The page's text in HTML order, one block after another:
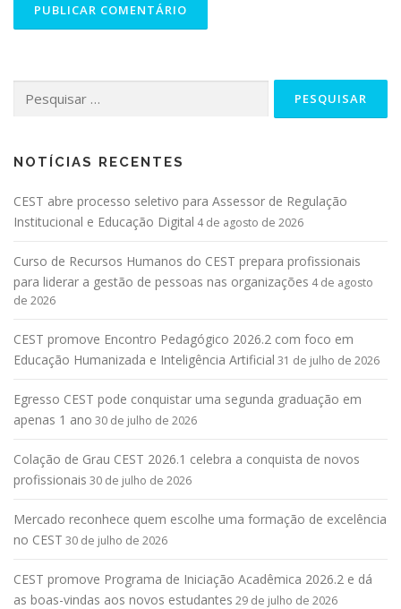
NOTÍCIAS RECENTES
CEST abre processo seletivo para Assessor de Regulação
Institucional e Educação Digital 4 de agosto de 2026
Curso de Recursos Humanos do CEST prepara profissionais
para liderar a gestão de pessoas nas organizações 4 de agosto
de 2026
CEST promove Encontro Pedagógico 2026.2 com foco em
Educação Humanizada e Inteligência Artificial 31 de julho de 2026
Egresso CEST pode conquistar uma segunda graduação em
apenas 1 ano 30 de julho de 2026
Colação de Grau CEST 2026.1 celebra a conquista de novos
profissionais 30 de julho de 2026
Mercado reconhece quem escolhe uma formação de excelência
no CEST 30 de julho de 2026
CEST promove Programa de Iniciação Acadêmica 2026.2 e dá
as boas-vindas aos novos estudantes 29 de julho de 2026